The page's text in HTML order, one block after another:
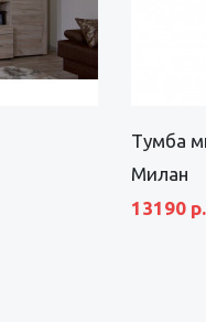
Тумба
Милан
13190 р.